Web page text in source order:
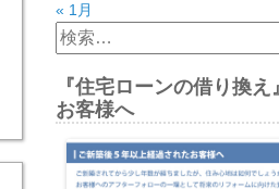
« 1月
検
索:
『住宅ローンの借り換
お客様へ